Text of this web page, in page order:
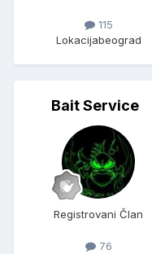
115
Lokacijabeograd
Bait Service
Registrovani Član
76